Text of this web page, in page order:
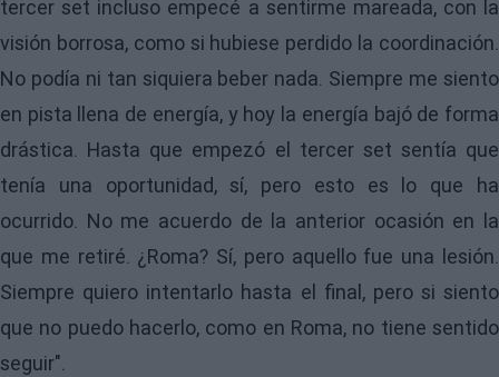
tercer set incluso empecé a sentirme mareada, con la
visión borrosa, como si hubiese perdido la coordinación.
No podía ni tan siquiera beber nada. Siempre me siento
en pista llena de energía, y hoy la energía bajó de forma
drástica. Hasta que empezó el tercer set sentía que
tenía una oportunidad, sí, pero esto es lo que ha
ocurrido. No me acuerdo de la anterior ocasión en la
que me retiré. ¿Roma? Sí, pero aquello fue una lesión.
Siempre quiero intentarlo hasta el final, pero si siento
que no puedo hacerlo, como en Roma, no tiene sentido
seguir".